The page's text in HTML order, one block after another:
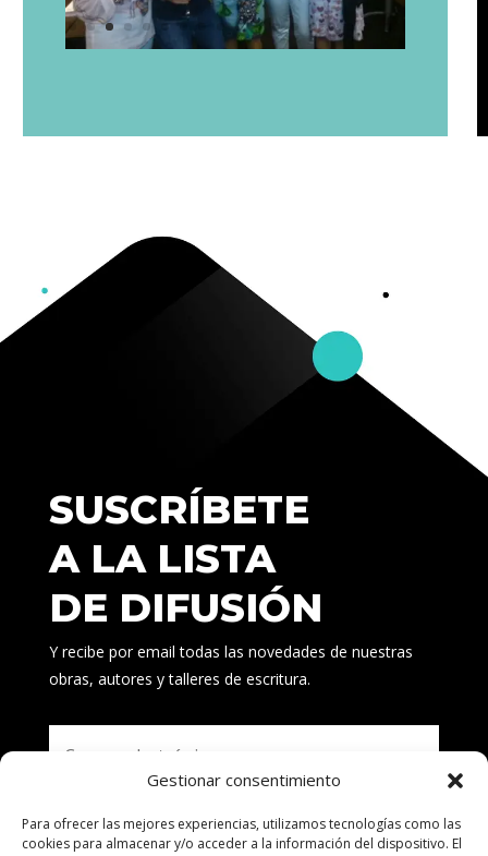
Gestionar consentimiento
Para ofrecer las mejores experiencias, utilizamos tecnologías como las
cookies para almacenar y/o acceder a la información del dispositivo. El
SUSCRÍBETE
A LA LISTA
DE DIFUSIÓN
Y recibe por email todas las novedades de nuestras
obras, autores y talleres de escritura.
Suscribirse